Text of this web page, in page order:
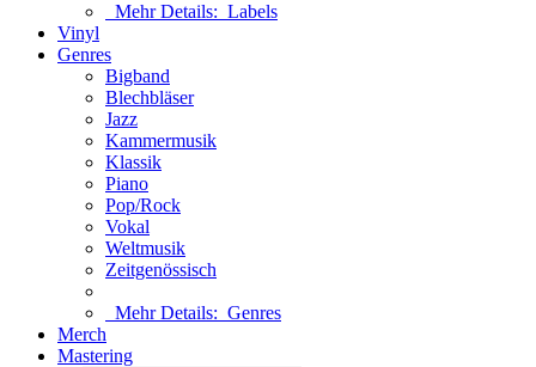
Mehr Details: Labels
Vinyl
Genres
Bigband
Blechbläser
Jazz
Kammermusik
Klassik
Piano
Pop/Rock
Vokal
Weltmusik
Zeitgenössisch
Mehr Details: Genres
Merch
Mastering